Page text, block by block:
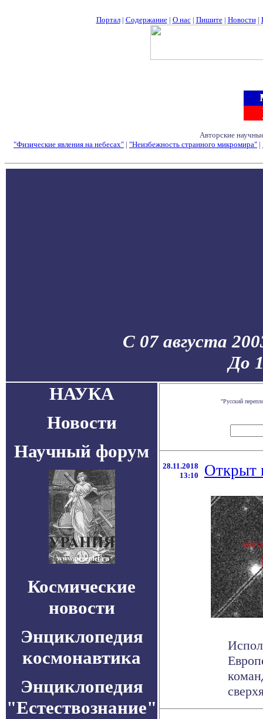
Портал| Содержание| О нас| Пишите| Новости|
Авторские
"Физические явления на небесах" | "Неизбежность странного микромира" |
С 07 августа
До
НАУКА
Новости
Научный форум
Космические
новости
Энциклопедия
космонавтика
Энциклопедия
"Естествознание"
"Русский
28.11.2018
13:10
Открыт